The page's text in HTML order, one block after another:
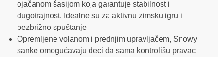
ojačanom šasijom koja garantuje stabilnost i
dugotrajnost. Idealne su za aktivnu zimsku igru i
bezbrižno spuštanje
Opremljene volanom i prednjim upravljačem, Snowy
sanke omogućavaju deci da sama kontrolišu pravac